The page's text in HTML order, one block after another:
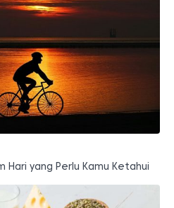
Hari yang Perlu Kamu Ketahui